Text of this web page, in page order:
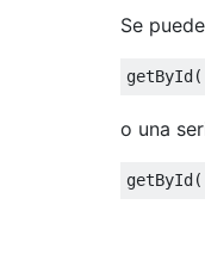
Se
o una